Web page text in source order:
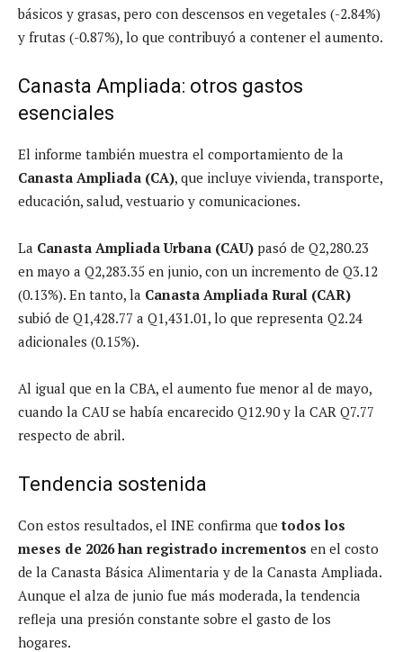
básicos y grasas, pero con descensos en vegetales (-2.84%)
y frutas (-0.87%), lo que contribuyó a contener el aumento.
Canasta Ampliada: otros gastos
esenciales
El informe también muestra el comportamiento de la
Canasta Ampliada (CA), que incluye vivienda, transporte,
educación, salud, vestuario y comunicaciones.
La Canasta Ampliada Urbana (CAU) pasó de Q2,280.23
en mayo a Q2,283.35 en junio, con un incremento de Q3.12
(0.13%). En tanto, la Canasta Ampliada Rural (CAR)
subió de Q1,428.77 a Q1,431.01, lo que representa Q2.24
adicionales (0.15%).
Al igual que en la CBA, el aumento fue menor al de mayo,
cuando la CAU se había encarecido Q12.90 y la CAR Q7.77
respecto de abril.
Tendencia sostenida
Con estos resultados, el INE confirma quetodos los
meses de 2026 han registrado incrementos en el costo
de la Canasta Básica Alimentaria y de la Canasta Ampliada.
Aunque el alza de junio fue más moderada, la tendencia
refleja una presión constante sobre el gasto de los
hogares.